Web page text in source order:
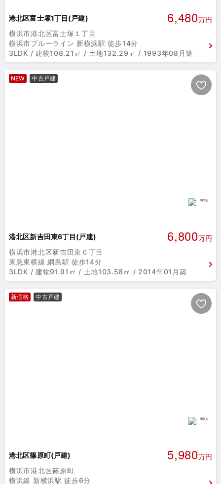
港北区富士塚1丁目(戸建) 6,480万円
横浜市港北区富士塚１丁目
横浜市ブルーライン 新横浜駅 徒歩14分
3LDK / 建物108.21㎡ / 土地132.29㎡ / 1993年08月築
NEW 中古戸建
港北区新吉田東6丁目(戸建) 6,800万円
横浜市港北区新吉田東６丁目
東急東横線 綱島駅 徒歩14分
3LDK / 建物91.91㎡ / 土地103.58㎡ / 2014年01月築
新価格 中古戸建
港北区篠原町(戸建) 5,980万円
横浜市港北区篠原町
横浜線 新横浜駅 徒歩6分